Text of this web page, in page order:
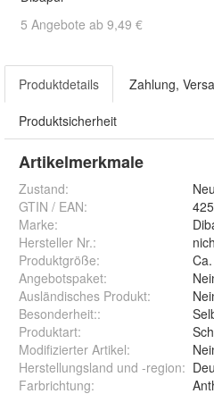
5 Angebote ab 9,49 €
Produktdetails Zahlung,
Produktsicherheit
Artikelmerkmale
Zustand:
Neu
GTIN / EAN:
Marke:
Hersteller Nr.:
Produktgröße:
Angebotspaket:
Ausländisches Produkt:
Besonderheit::
Produktart:
Modifizierter Artikel:
Herstellungsland und -region:
Farbrichtung: